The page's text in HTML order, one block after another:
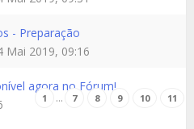
- Preparação
Mai 2019, 09:16
agora no Fórum!
1 … 7 8 9 10 11